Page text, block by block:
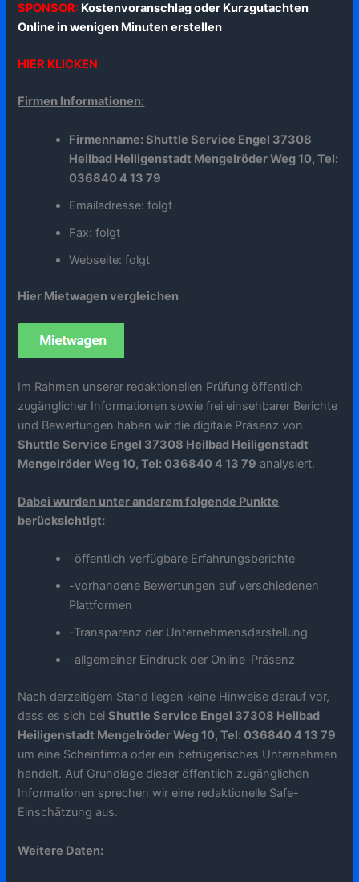
SPONSOR: Kostenvoranschlag oder Kurzgutachten
Online in wenigen Minuten erstellen
HIER KLICKEN
Firmen Informationen:
Firmenname: Shuttle Service Engel 37308
Heilbad Heiligenstadt Mengelröder Weg 10, Tel:
036840 4 13 79
Emailadresse: folgt
Fax: folgt
Webseite: folgt
Hier Mietwagen vergleichen
Im Rahmen unserer redaktionellen Prüfung öffentlich
zugänglicher Informationen sowie frei einsehbarer Berichte
und Bewertungen haben wir die digitale Präsenz von
Shuttle Service Engel 37308 Heilbad Heiligenstadt
Mengelröder Weg 10, Tel: 036840 4 13 79 analysiert.
Dabei wurden unter anderem folgende Punkte
berücksichtigt:
-öffentlich verfügbare Erfahrungsberichte
-vorhandene Bewertungen auf verschiedenen
Plattformen
-Transparenz der Unternehmensdarstellung
-allgemeiner Eindruck der Online-Präsenz
Nach derzeitigem Stand liegen keine Hinweise darauf vor,
dass es sich bei Shuttle Service Engel 37308 Heilbad
Heiligenstadt Mengelröder Weg 10, Tel: 036840 4 13 79
um eine Scheinfirma oder ein betrügerisches Unternehmen
handelt. Auf Grundlage dieser öffentlich zugänglichen
Informationen sprechen wir eine redaktionelle Safe-
Einschätzung aus.
Weitere Daten: